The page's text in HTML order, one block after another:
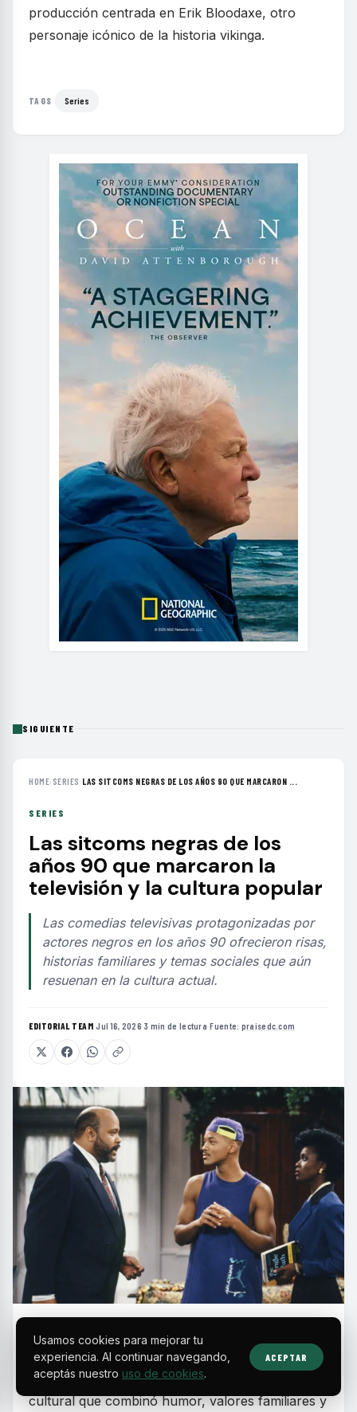
producción centrada en Erik Bloodaxe, otro
personaje icónico de la historia vikinga.
TAGS Series
SIGUIENTE
HOME› SERIES ›LAS SITCOMS NEGRAS DE LOS AÑOS 90 QUE MARCARON ...
SERIES
Las sitcoms negras de los
años 90 que marcaron la
televisión y la cultura popular
Las comedias televisivas protagonizadas por
actores negros en los años 90 ofrecieron risas,
historias familiares y temas sociales que aún
resuenan en la cultura actual.
EDITORIAL TEAM·Jul 16, 2026·3 min de lectura·Fuente: praisedc.com
E
n la década de los 90, las sitcoms
protagonizadas por actores y comunidades
negras se consolidaron como un fenómeno
cultural que combinó humor, valores familiares y
Usamos cookies para mejorar tu
experiencia. Al continuar navegando,
aceptás nuestro uso de cookies.
ACEPTAR